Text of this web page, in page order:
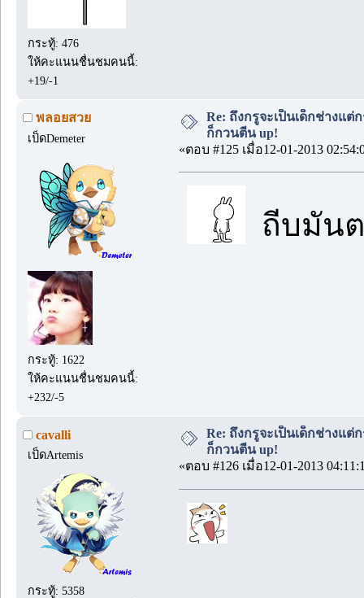
กระทู้: 476
ให้คะแนนชื่นชมคนนี้:
+19/-1
พลอยสวย
เป็ดDemeter
กระทู้: 1622
ให้คะแนนชื่นชมคนนี้:
+232/-5
Re: ถึงกรูจะเป็นเด็กช่างแ
ก็กวนตีน up!
«ตอบ #125 เมื่อ12-01-2013
ถีบมันต
cavalli
เป็ดArtemis
กระทู้: 5358
Re: ถึงกรูจะเป็นเด็กช่างแ
ก็กวนตีน up!
«ตอบ #126 เมื่อ12-01-2013